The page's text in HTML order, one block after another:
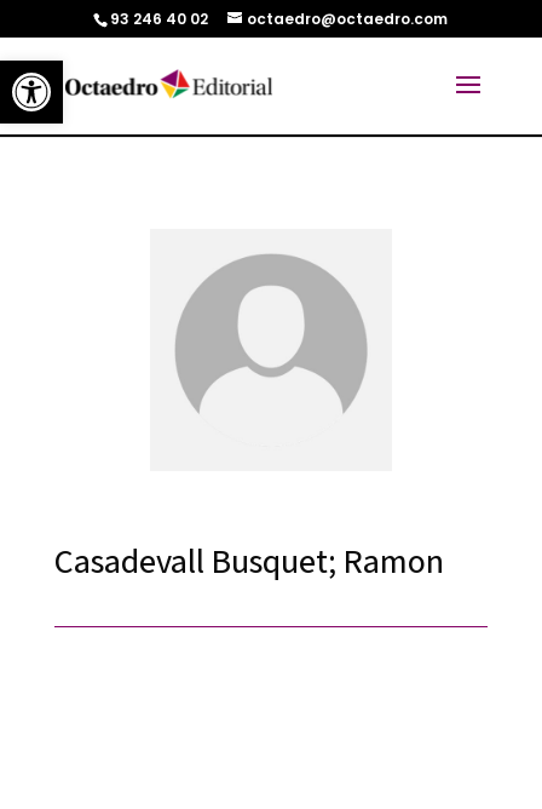
Abrir barra de herramientas
93 246 40 02 octaedro@octaedro.com
Casadevall Busquet; Ramon